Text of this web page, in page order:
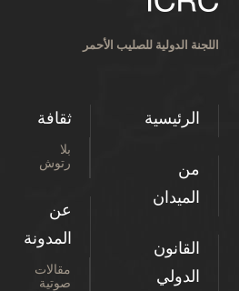
اللجنة الدولية للصليب الأحمر
الرئيسية
من
الميدان
القانون
الدولي
ثقافة
بلا
رتوش
عن
المدونة
مقالات
صوتية